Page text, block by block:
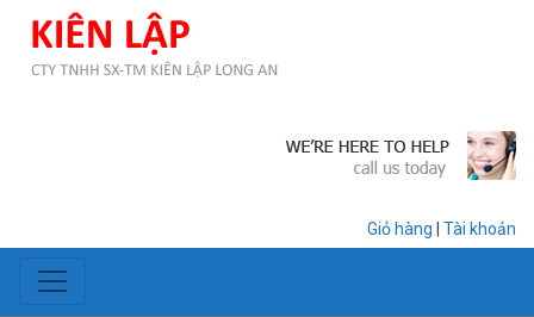
Giỏ hàng Tài khoản